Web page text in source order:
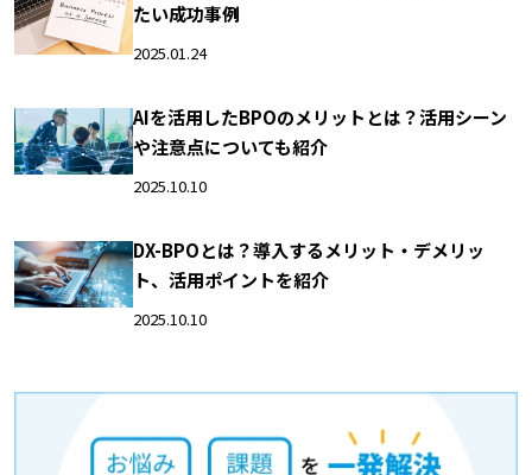
たい成功事例
2025.01.24
AIを活用したBPOのメリットとは？活用シーン
や注意点についても紹介
2025.10.10
DX-BPOとは？導入するメリット・デメリッ
ト、活用ポイントを紹介
2025.10.10